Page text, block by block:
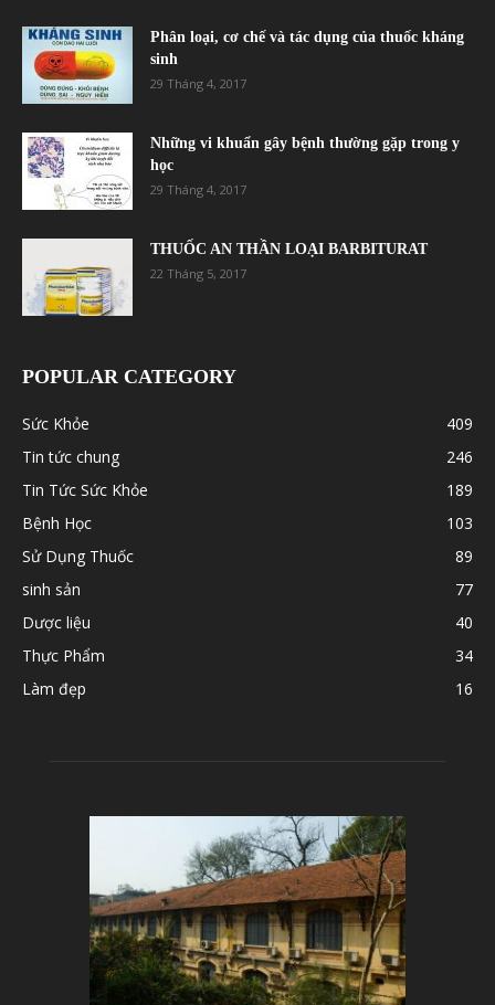
Phân loại, cơ chế và tác dụng của thuốc kháng
sinh
29 Tháng 4, 2017
Những vi khuẩn gây bệnh thường gặp trong y
học
29 Tháng 4, 2017
THUỐC AN THẦN LOẠI BARBITURAT
22 Tháng 5, 2017
POPULAR CATEGORY
Sức Khỏe
409
Tin tức chung
246
Tin Tức Sức Khỏe
189
Bệnh Học
103
Sử Dụng Thuốc
89
sinh sản
77
Dược liệu
40
Thực Phẩm
34
Làm đẹp
16